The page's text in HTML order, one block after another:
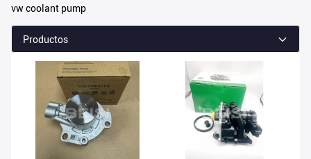
Partido 5
Productos
vw coolant pump
Productos